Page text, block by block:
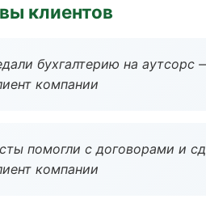
клиентов
бухгалтерию на аутсорс
компании
помогли с договорами и
компании